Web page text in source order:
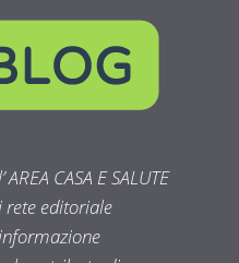
CASA E SALUTE
rete editoriale